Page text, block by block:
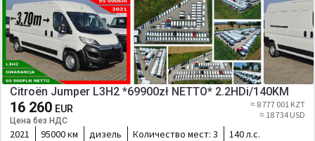
Citroën Jumper L3H2 *69900zł NETTO* 2.2HDi/140KM
16 260 EUR
Цена без НДС
≈ 8 777 001 KZT
≈ 18 734 USD
2021 95000 км дизель Количество мест: 3
140 л.с.